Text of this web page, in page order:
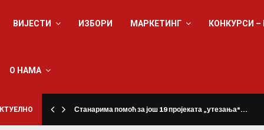
ВИЈЕСТИ ИЗБОРИ МАРКЕТИНГ КОНКУРСИ
О НАМА
Станарима помоћ за још 19 пројеката „утезања“…